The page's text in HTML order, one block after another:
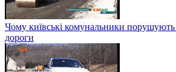
Чому київські комунальники
дороги